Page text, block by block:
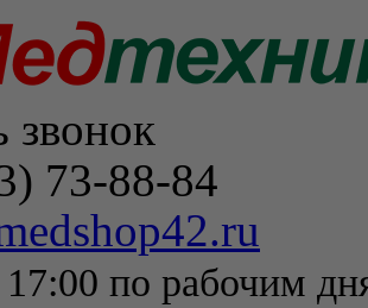
звонок
73-88-84
17:00 по рабочим